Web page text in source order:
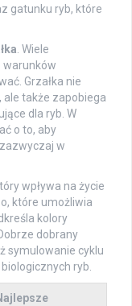
gatunku ryb, które
. Wiele
warunków
Grzałka nie
także zapobiega
dla ryb. W
o to, aby
w
wpływa na życie
które umożliwia
kolory
dobrany
symulowanie cyklu
ryb.